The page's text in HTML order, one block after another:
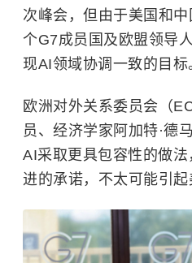
次峰会，但由于美国和
个G7成员国及欧盟领导
现AI领域协调一致的目标
欧洲对外关系委员会（
员、经济学家阿加特·德
AI采取更具包容性的做
进的承诺，不太可能引